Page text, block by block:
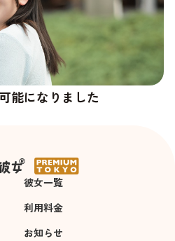
能になりました
彼女一覧
利用料金
お知らせ